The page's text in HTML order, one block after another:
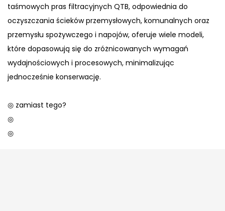
taśmowych pras filtracyjnych QTB, odpowiednia do
oczyszczania ścieków przemysłowych, komunalnych oraz
przemysłu spożywczego i napojów, oferuje wiele modeli,
które dopasowują się do zróżnicowanych wymagań
wydajnościowych i procesowych, minimalizując
jednocześnie konserwację.
◎ zamiast tego?
◎
◎